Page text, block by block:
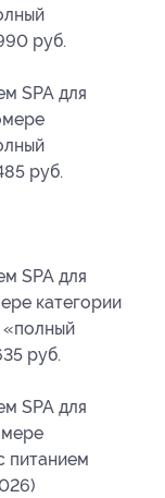
руб.
SPA для
руб.
SPA для
категории
«полный
руб.
SPA для
питанием